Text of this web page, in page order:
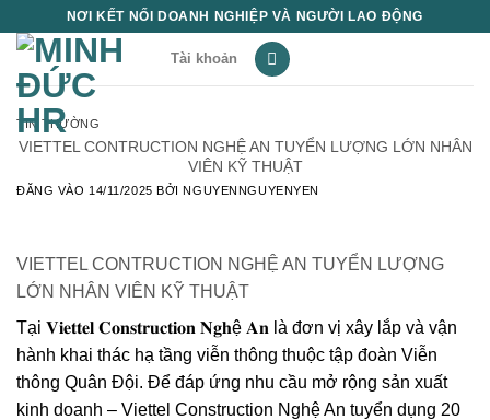
qua
dung
NƠI KẾT NỐI DOANH NGHIỆP VÀ NGƯỜI LAO ĐỘNG
Tài khoản
TIN THƯỜNG
VIETTEL CONTRUCTION NGHỆ AN TUYỂN LƯỢNG LỚN NHÂN
VIÊN KỸ THUẬT
ĐĂNG VÀO 14/11/2025 BỞINGUYENNGUYENYEN
VIETTEL CONTRUCTION NGHỆ AN TUYỂN LƯỢNG
LỚN NHÂN VIÊN KỸ THUẬT
Tại 𝐕𝐢𝐞𝐭𝐭𝐞𝐥 𝐂𝐨𝐧𝐬𝐭𝐫𝐮𝐜𝐭𝐢𝐨𝐧 𝐍𝐠𝐡ệ 𝐀𝐧 là đơn vị xây lắp và vận
hành khai thác hạ tầng viễn thông thuộc tập đoàn Viễn
thông Quân Đội. Để đáp ứng nhu cầu mở rộng sản xuất
kinh doanh – Viettel Construction Nghệ An tuyển dụng 20